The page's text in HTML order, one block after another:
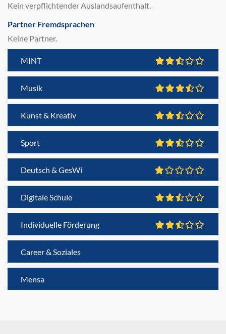
Kein verpflichtender Auslandsaufenthalt.
Partner Fremdsprachen
Keine Partner.
MINT
Musik
Kunst & Kreativ
Sport
Deutsch & GesWi
Digitale Schule
Individuelle Förderung
Career & Soziales
Mensa